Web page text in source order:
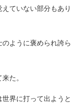
ていない部分もあり
のように褒められ誇ら
た。
界に打って出ようと